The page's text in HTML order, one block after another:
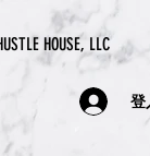
HOUSE, LLC
登